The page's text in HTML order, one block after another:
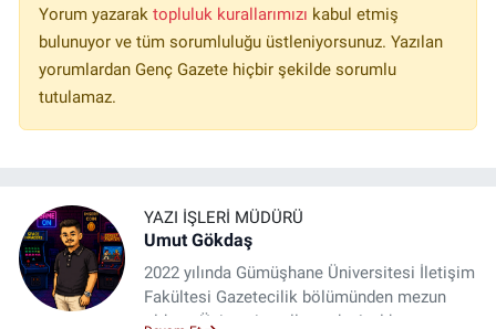
Yorum yazarak topluluk kurallarımızı kabul etmiş
bulunuyor ve tüm sorumluluğu üstleniyorsunuz. Yazılan
yorumlardan Genç Gazete hiçbir şekilde sorumlu
tutulamaz.
YAZI İŞLERI MÜDÜRÜ
Umut Gökdaş
2022 yılında Gümüşhane Üniversitesi İletişim
Fakültesi Gazetecilik bölümünden mezun
oldum. Üniversite yıllarımda 4 yıl boyunca